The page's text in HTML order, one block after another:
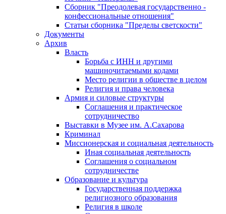
Сборник "Преодолевая государственно -
конфессиональные отношения"
Статьи сборника "Пределы светскости"
Документы
Архив
Власть
Борьба с ИНН и другими
машиночитаемыми кодами
Место религии в обществе в целом
Религия и права человека
Армия и силовые структуры
Соглашения и практическое
сотрудничество
Выставки в Музее им. А.Сахарова
Криминал
Миссионерская и социальная деятельность
Иная социальная деятельность
Соглашения о социальном
сотрудничестве
Образование и культура
Государственная поддержка
религиозного образования
Религия в школе